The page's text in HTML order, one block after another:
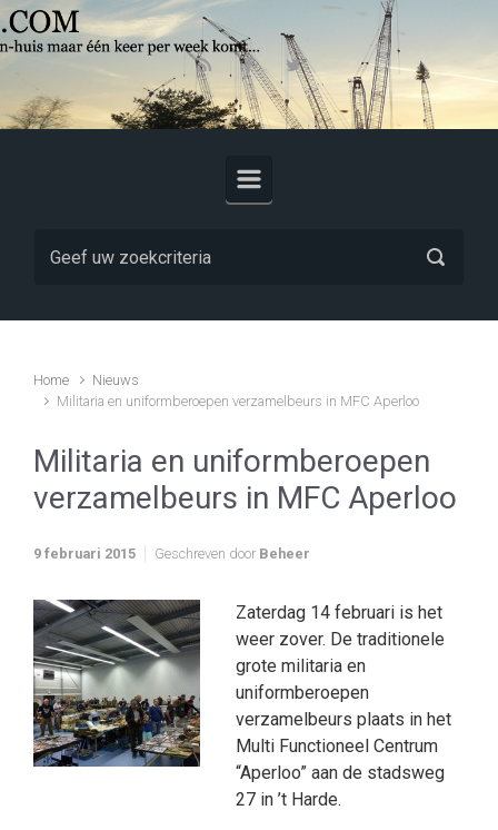
Skip to main content
Home
Nieuws
Militaria en uniformberoepen verzamelbeurs in MFC Aperloo
Militaria en uniformberoepen
verzamelbeurs in MFC Aperloo
9 februari 2015 Geschreven door Beheer
Zaterdag 14 februari is het
weer zover. De traditionele
grote militaria en
uniformberoepen
verzamelbeurs plaats in het
Multi Functioneel Centrum
“Aperloo” aan de stadsweg
27 in ’t Harde.